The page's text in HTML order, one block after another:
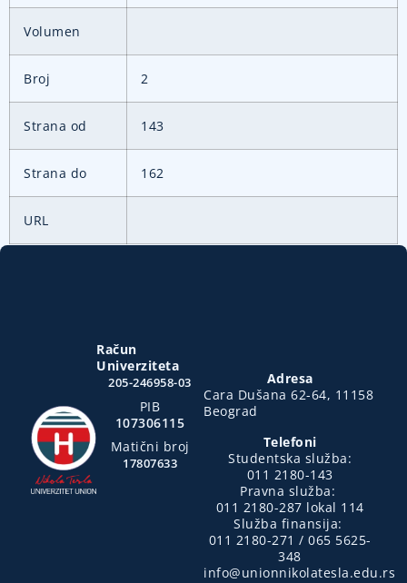
Volumen
Broj 2
Strana od 143
Strana do 162
URL
Račun
Univerziteta
205-246958-03
PIB
107306115
Matični broj
17807633
Adresa
Cara Dušana 62-64, 11158
Beograd
Telefoni
Studentska služba:
011 2180-143
Pravna služba:
011 2180-287 lokal 114
Služba finansija:
011 2180-271 / 065 5625-
348
info@unionnikolatesla.edu.rs